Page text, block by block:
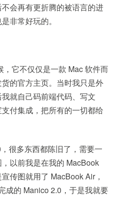
会再有更折腾的被语言的进
非常好玩的。
它不仅仅是一款 Mac 软件而
的官方主页。当时我只是外
就自己码前端代码、写文
付集成，把所有的一切都给
很多东西都陈旧了，需要一
以前我是在我的 MacBook
传图就用了 MacBook Air，
成的 Manico 2.0，于是我就要